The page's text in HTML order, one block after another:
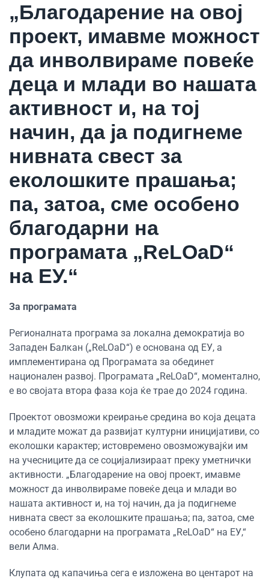
„Благодарение на овој
проект, имавме можност
да инволвираме повеќе
деца и млади во нашата
активност и, на тој
начин, да ја подигнеме
нивната свест за
еколошките прашања;
па, затоа, сме особено
благодарни на
програмата „ReLOaD“
на ЕУ.“
За програмата
Регионалната програма за локална демократија во
Западен Балкан („ReLOaD“) е основана од ЕУ, а
имплементирана од Програмата за обединет
национален развој. Програмата „ReLOaD“, моментално,
е во својата втора фаза која ќе трае до 2024 година.
Проектот овозможи креирање средина во која децата
и младите можат да развијат културни иницијативи, со
еколошки карактер; истовремено овозможувајќи им
на учесниците да се социјализираат преку уметнички
активности. „Благодарение на овој проект, имавме
можност да инволвираме повеќе деца и млади во
нашата активност и, на тој начин, да ја подигнеме
нивната свест за еколошките прашања; па, затоа, сме
особено благодарни на програмата „ReLOaD“ на ЕУ,“
вели Алма.
Клупата од капачиња сега е изложена во центарот на